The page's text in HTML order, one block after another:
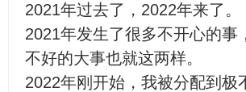
2021年过去了，2022年来了。
2021年发生了很多不开心的
不好的大事也就这两样。
2022年刚开始，我被分配到